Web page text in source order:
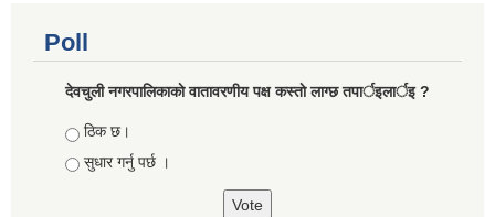
Poll
देवचुली नगरपालिकाकाे वातावरणीय पक्ष कस्ताे लाग्छ तपार्इलार्इ ?
Choices
ठिक छ।
सुधार गर्नु पर्छ ।